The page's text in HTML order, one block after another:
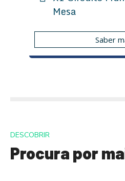
Mesa
Saber
DESCOBRIR
Procura por